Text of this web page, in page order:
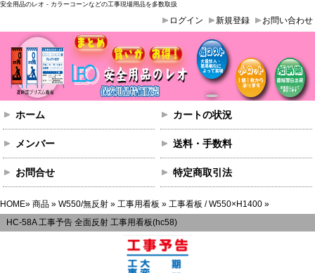
安全用品のレオ - カラーコーンなどの工事現場用品を多数取扱
お問い合わせ
新規登録
ログイン
ホーム カートの状況
メンバー 送料・手数料
お問合せ 特定商取引法
HOME» 商品 » W550/無反射 » 工事用看板 » 工事看板 / W550×H1400 »
HC-58A 工事予告 全面反射 工事用看板(hc58)